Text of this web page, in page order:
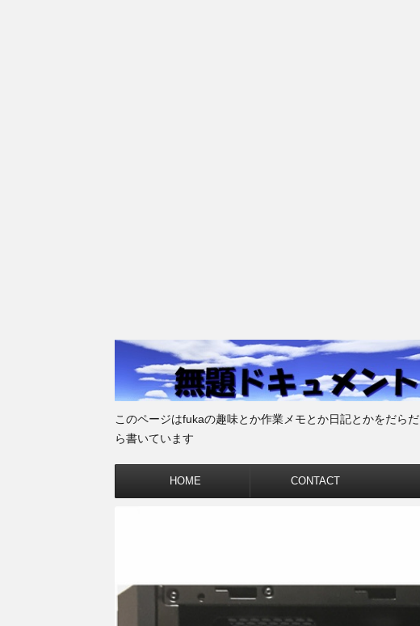
このページはfukaの趣味とか作業メモとか日記とかをだらだ
ら書いています
HOME CONTACT